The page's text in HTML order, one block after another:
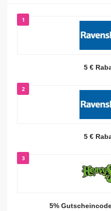
1
5 €
2
5 €
3
5%